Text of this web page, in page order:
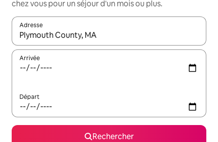
chez vous pour un séjour d'un mois ou plus.
Adresse
Lorsque les résultats s'affichent, utilisez les flèches vers le
Arrivée
Départ
Rechercher